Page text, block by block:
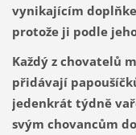
vynikajícím
protože ji podle
Každý z chovatelů
přidávají
jedenkrát týdně
svým chovancům